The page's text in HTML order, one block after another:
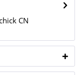
CN